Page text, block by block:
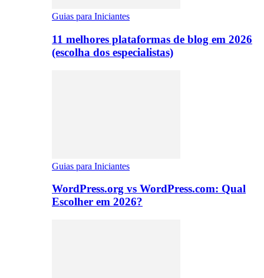
Guias para Iniciantes
11 melhores plataformas de blog em 2026
(escolha dos especialistas)
Guias para Iniciantes
WordPress.org vs WordPress.com: Qual
Escolher em 2026?